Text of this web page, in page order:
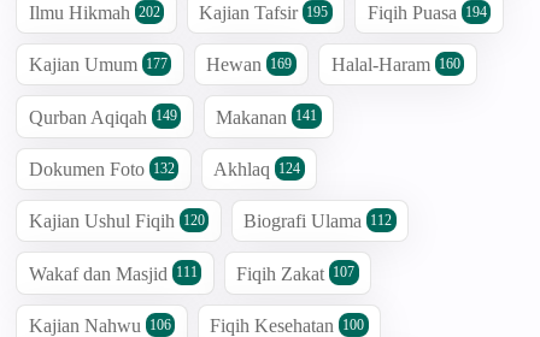
Ilmu Hikmah 202 Kajian Tafsir 195 Fiqih Puasa 194
Kajian Umum 177 Hewan 169 Halal-Haram 160
Qurban Aqiqah 149 Makanan 141
Dokumen Foto 132 Akhlaq 124
Kajian Ushul Fiqih 120 Biografi Ulama 112
Wakaf dan Masjid 111 Fiqih Zakat 107
Kajian Nahwu 106 Fiqih Kesehatan 100